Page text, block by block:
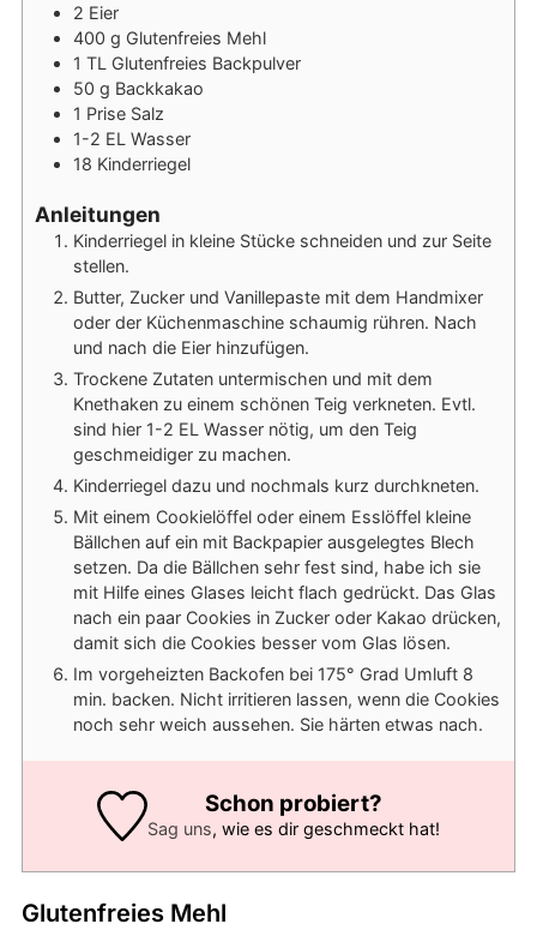
2 Eier
400 g Glutenfreies Mehl
1 TL Glutenfreies Backpulver
50 g Backkakao
1 Prise Salz
1-2 EL Wasser
18 Kinderriegel
Anleitungen
Kinderriegel in kleine Stücke schneiden und zur Seite
stellen.
Butter, Zucker und Vanillepaste mit dem Handmixer
oder der Küchenmaschine schaumig rühren. Nach
und nach die Eier hinzufügen.
Trockene Zutaten untermischen und mit dem
Knethaken zu einem schönen Teig verkneten. Evtl.
sind hier 1-2 EL Wasser nötig, um den Teig
geschmeidiger zu machen.
Kinderriegel dazu und nochmals kurz durchkneten.
Mit einem Cookielöffel oder einem Esslöffel kleine
Bällchen auf ein mit Backpapier ausgelegtes Blech
setzen. Da die Bällchen sehr fest sind, habe ich sie
mit Hilfe eines Glases leicht flach gedrückt. Das Glas
nach ein paar Cookies in Zucker oder Kakao drücken,
damit sich die Cookies besser vom Glas lösen.
Im vorgeheizten Backofen bei 175° Grad Umluft 8
min. backen. Nicht irritieren lassen, wenn die Cookies
noch sehr weich aussehen. Sie härten etwas nach.
Schon probiert?
Sag uns, wie es dir geschmeckt hat!
Glutenfreies Mehl